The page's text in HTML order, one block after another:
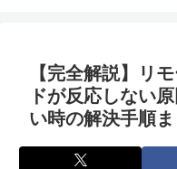
【完全解説】リ
ドが反応しない
い時の解決手順